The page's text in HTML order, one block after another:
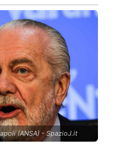
(ANSA) - SpazioJ.it